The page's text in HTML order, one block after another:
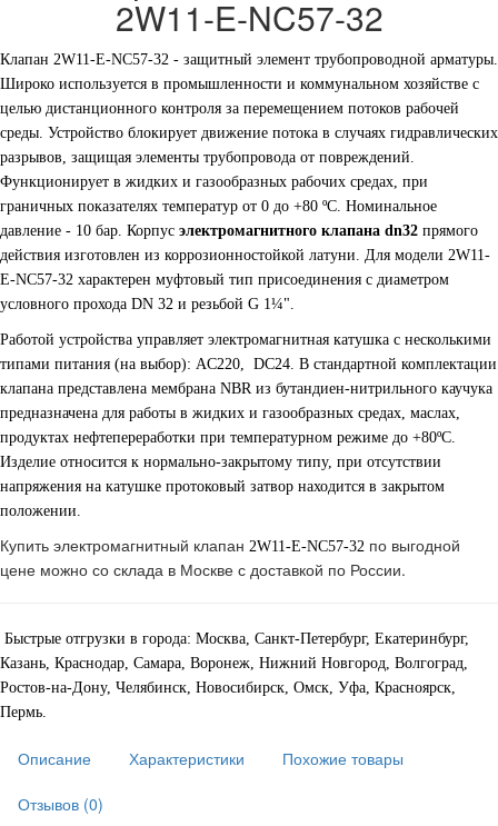
2W11-E-NC57-32
Клапан 2W11-E-NC57-32 - защитный элемент трубопроводной арматуры.
Широко используется в промышленности и коммунальном хозяйстве с
целью дистанционного контроля за перемещением потоков рабочей
среды. Устройство блокирует движение потока в случаях гидравлических
разрывов, защищая элементы трубопровода от повреждений.
Функционирует в жидких и газообразных рабочих средах, при
граничных показателях температур от 0 до +80 ºС. Номинальное
давление - 10 бар. Корпус электромагнитного клапана dn32 прямого
действия изготовлен из коррозионностойкой латуни. Для модели 2W11-
E-NC57-32 характерен муфтовый тип присоединения с диаметром
условного прохода DN 32 и резьбой G 1¼".
Работой устройства управляет электромагнитная катушка с несколькими
типами питания (на выбор): AC220, DC24. В стандартной комплектации
клапана представлена мембрана NBR из бутандиен-нитрильного каучука
предназначена для работы в жидких и газообразных средах, маслах,
продуктах нефтепереработки при температурном режиме до +80ºС.
Изделие относится к нормально-закрытому типу, при отсутствии
напряжения на катушке протоковый затвор находится в закрытом
положении.
Купить электромагнитный клапан 2W11-E-NC57-32 по выгодной
цене можно со склада в Москве с доставкой по России.
Быстрые отгрузки в города: Москва, Санкт-Петербург, Екатеринбург,
Казань, Краснодар, Самара, Воронеж, Нижний Новгород, Волгоград,
Ростов-на-Дону, Челябинск, Новосибирск, Омск, Уфа, Красноярск,
Пермь.
Описание Характеристики Похожие товары
Отзывов (0)